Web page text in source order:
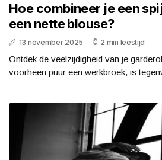
Hoe combineer je een
een nette blouse?
13 november 2025 2 min leestijd
Ontdek de veelzijdigheid van je
voorheen puur een werkbroek, is